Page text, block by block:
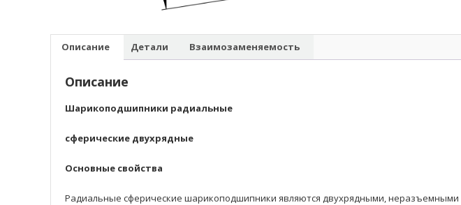
Описание Детали Взаимозаменяемость
Описание
Шарикоподшипники радиальные
сферические двуxpядные
Основные свойства
Радиальные сферические шарикоподшипники являются двухрядными,